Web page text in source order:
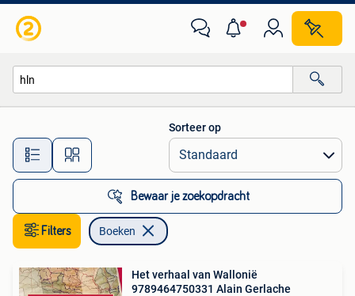
Alle afstanden…
Sorteer op
Bewaar je zoekopdracht
Filters Boeken
Het verhaal van Wallonië
9789464750331 Alain Gerlache